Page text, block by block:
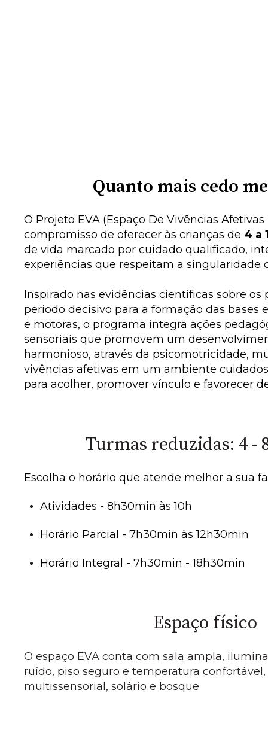
Quanto mais cedo
O Projeto EVA (Espaço De Vivências
compromisso de oferecer às crianças de 4 a
de vida marcado por cuidado qualificado,
experiências que respeitam a singularidade
Inspirado nas evidências científicas sobre os
período decisivo para a formação das bases
e motoras, o programa integra ações
sensoriais que promovem um
harmonioso, através da psicomotricidade,
vivências afetivas em um ambiente
para acolher, promover vínculo e favorecer
Turmas reduzidas: 4 -
Escolha o horário que atende melhor a sua
Atividades - 8h30min às 10h
Horário Parcial - 7h30min às 12h30min
Horário Integral - 7h30min - 18h30min
Espaço físico
O espaço EVA conta com sala ampla,
ruído, piso seguro e temperatura
multissensorial, solário e bosque.